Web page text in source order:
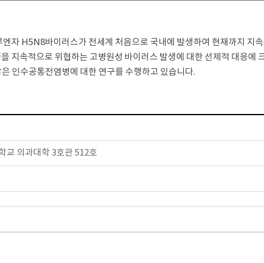
자 H5N8바이러스가 전세계 처음으로 국내에 발생하여 현재까지 지
지속적으로 위협하는 고병원성 바이러스 발생에 대한 선제적 대응에
인수공통전염병에 대한 연구를 수행하고 있습니다.
교 의과대학 3호관 512호